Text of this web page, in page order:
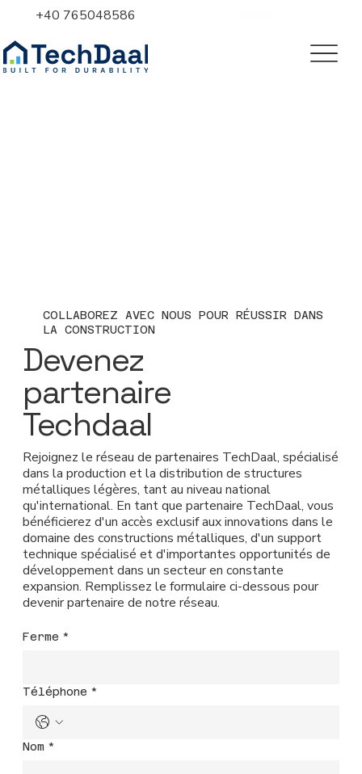
+40 765048586
COLLABOREZ AVEC NOUS POUR RÉUSSIR DANS
LA CONSTRUCTION
Devenez
partenaire
Techdaal
Rejoignez le réseau de partenaires TechDaal, spécialisé
dans la production et la distribution de structures
métalliques légères, tant au niveau national
qu'international. En tant que partenaire TechDaal, vous
bénéficierez d'un accès exclusif aux innovations dans le
domaine des constructions métalliques, d'un support
technique spécialisé et d'importantes opportunités de
développement dans un secteur en constante
expansion. Remplissez le formulaire ci-dessous pour
devenir partenaire de notre réseau.
Ferme *
Téléphone *
Nom *